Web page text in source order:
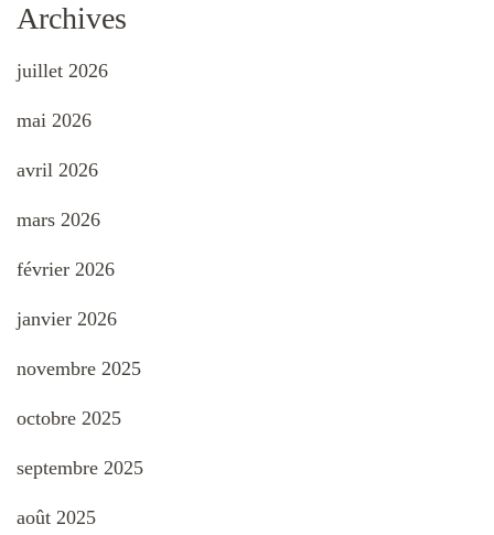
Archives
juillet 2026
mai 2026
avril 2026
mars 2026
février 2026
janvier 2026
novembre 2025
octobre 2025
septembre 2025
août 2025